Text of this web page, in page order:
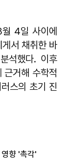
4일 사이에
서 채취한 바
석했다. 이후
근거해 수학적
스의 초기 진
향 '촉각'